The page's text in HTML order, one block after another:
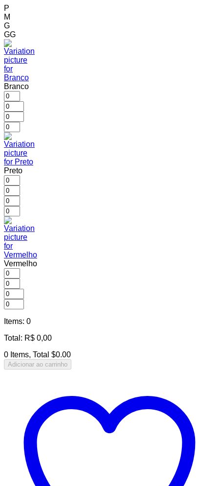
P
M
G
GG
Branco
Preto
Vermelho
Items: 0
Total : R$ 0,00
0 Items, Total $0.00
Adicionar ao carrinho